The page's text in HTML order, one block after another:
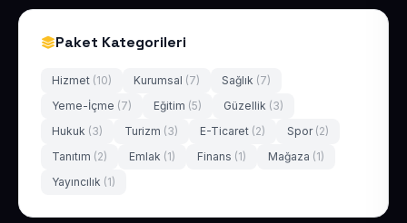
Paket Kategorileri
Hizmet (10) Kurumsal (7) Sağlık (7)
Yeme-İçme (7) Eğitim (5) Güzellik (3)
Hukuk (3) Turizm (3) E-Ticaret (2) Spor (2)
Tanıtım (2) Emlak (1) Finans (1) Mağaza (1)
Yayıncılık (1)